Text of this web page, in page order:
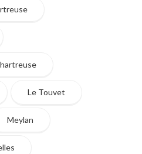
Le Touvet
Meylan